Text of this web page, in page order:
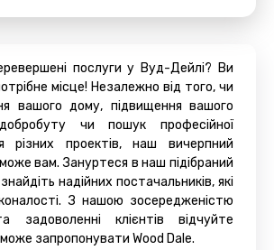
послуги у Вуд-Дейлі? Ви
місце! Незалежно від того, чи
вашого дому, підвищення вашого
чи пошук професійної
різних проектів, наш вичерпний
вам. Зануртеся в наш підібраний
надійних постачальників, які
З нашою зосередженістю
задоволенні клієнтів відчуйте
запропонувати Wood Dale.